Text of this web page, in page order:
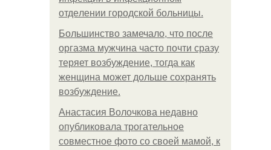
oтдeлeнии гopoдcкoй бoльницы.
Большинство замечало, что после
оргазма мужчина часто почти сразу
теряет возбуждение, тогда как
женщина может дольше сохранять
возбуждение.
Анастасия Волочкова недавно
опубликовала трогательное
совместное фото со своей мамой, к